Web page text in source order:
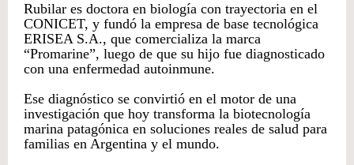
Rubilar es doctora en biología con trayectoria en el
CONICET, y fundó la empresa de base tecnológica
ERISEA S.A., que comercializa la marca
“Promarine”, luego de que su hijo fue diagnosticado
con una enfermedad autoinmune.
Ese diagnóstico se convirtió en el motor de una
investigación que hoy transforma la biotecnología
marina patagónica en soluciones reales de salud para
familias en Argentina y el mundo.